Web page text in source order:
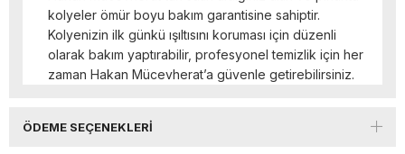
kolyeler ömür boyu bakım garantisine sahiptir.
Kolyenizin ilk günkü ışıltısını koruması için düzenli
olarak bakım yaptırabilir, profesyonel temizlik için her
zaman Hakan Mücevherat’a güvenle getirebilirsiniz.
ÖDEME SEÇENEKLERI